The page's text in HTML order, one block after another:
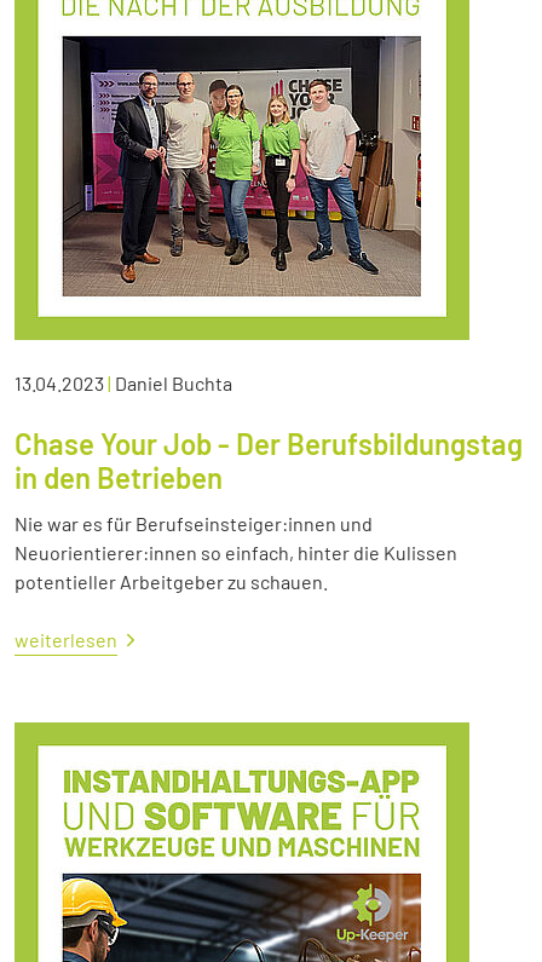
13.04.2023| Daniel Buchta
Chase Your Job - Der Berufsbildungstag
in den Betrieben
Nie war es für Berufseinsteiger:innen und
Neuorientierer:innen so einfach, hinter die Kulissen
potentieller Arbeitgeber zu schauen.
weiterlesen